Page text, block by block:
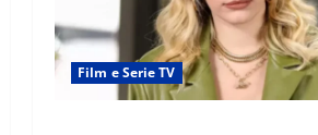
Film e Serie TV